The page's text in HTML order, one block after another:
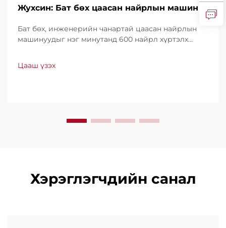
Жухсин: Бат бөх цаасан найрлын машин
Бат бөх, инженерийн чанартай цаасан найрлын
машинуудыг нэг минутанд 600 найрл хүртэлх
дэлхийн хэмжээнд итгэл үнэнчээр ашиглагддаг.
Цааш үзэх
Хэрэглэгчдийн санал